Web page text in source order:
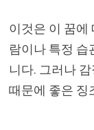
이것은 이 꿈에
람이나 특정 습
니다. 그러나
때문에 좋은 징